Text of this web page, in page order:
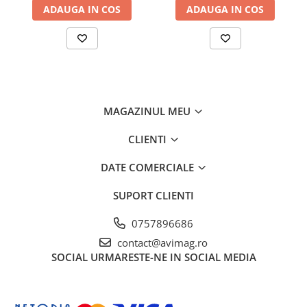
Ciocane si dalti
Clesti si patenti
Seturi si accesorii pentru gaurit si
Unelte si aparate de masura
Materiale de constructii
Accesorii echipamente pentru
ADAUGA IN COS ADAUGA IN COS
MAGAZINUL MEU
CLIENTI
DATE COMERCIALE
SUPORT CLIENTI
0757896686
contact@avimag.ro
SOCIAL URMARESTE-NE IN SOCIAL MEDIA